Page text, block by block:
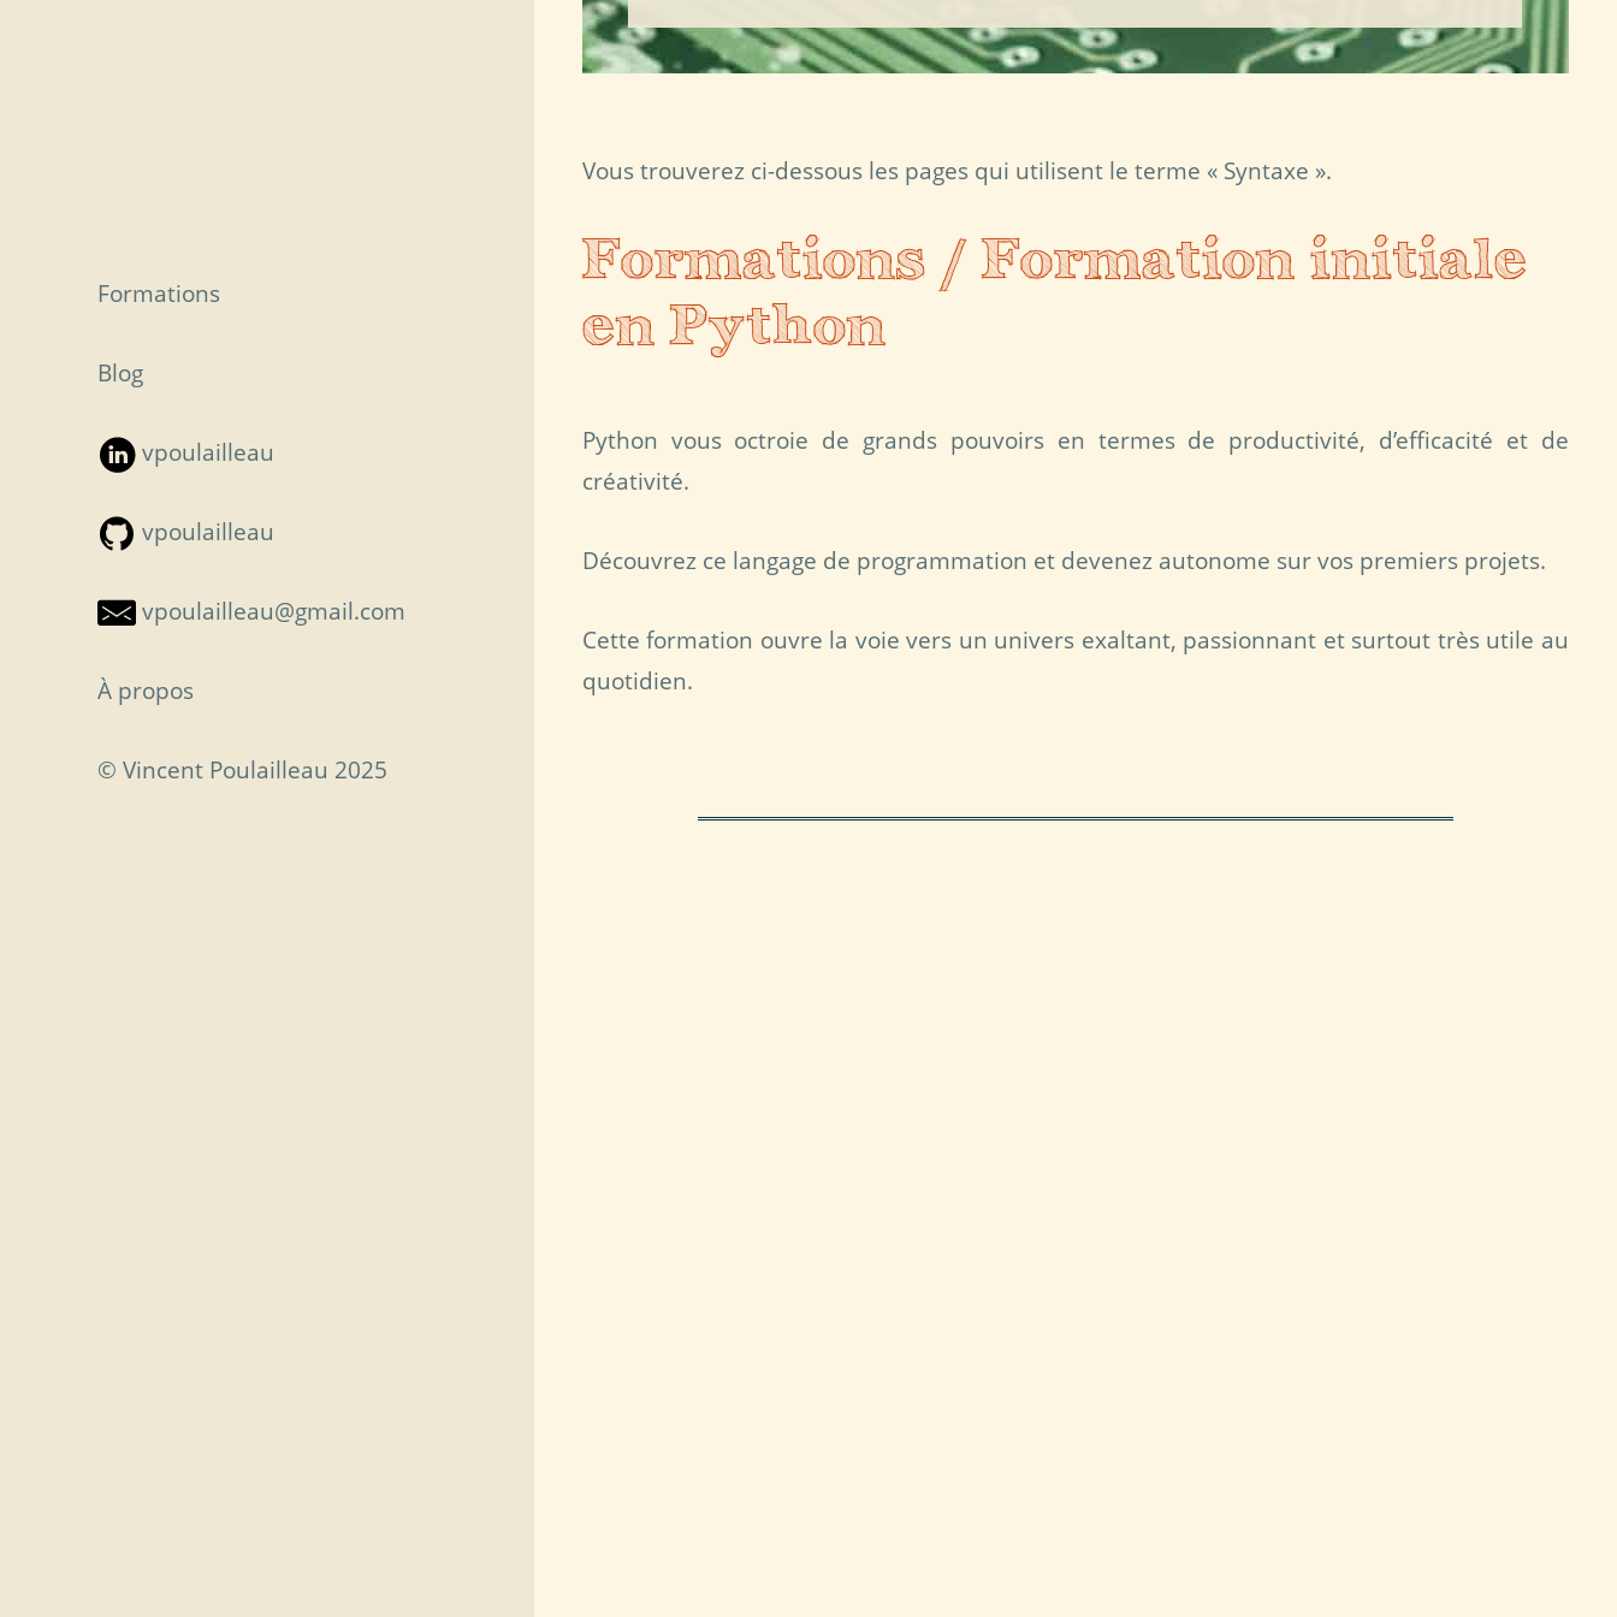
Vous trouverez ci-dessous les pages qui utilisent le terme « Syntaxe ».
Formations / Formation initiale
en Python
Python vous octroie de grands pouvoirs en termes de productivité, d’efficacité et de
créativité.
Découvrez ce langage de programmation et devenez autonome sur vos premiers projets.
Cette formation ouvre la voie vers un univers exaltant, passionnant et surtout très utile au
quotidien.
Formations
Blog
vpoulailleau
vpoulailleau
vpoulailleau@gmail.com
À propos
© Vincent Poulailleau 2025